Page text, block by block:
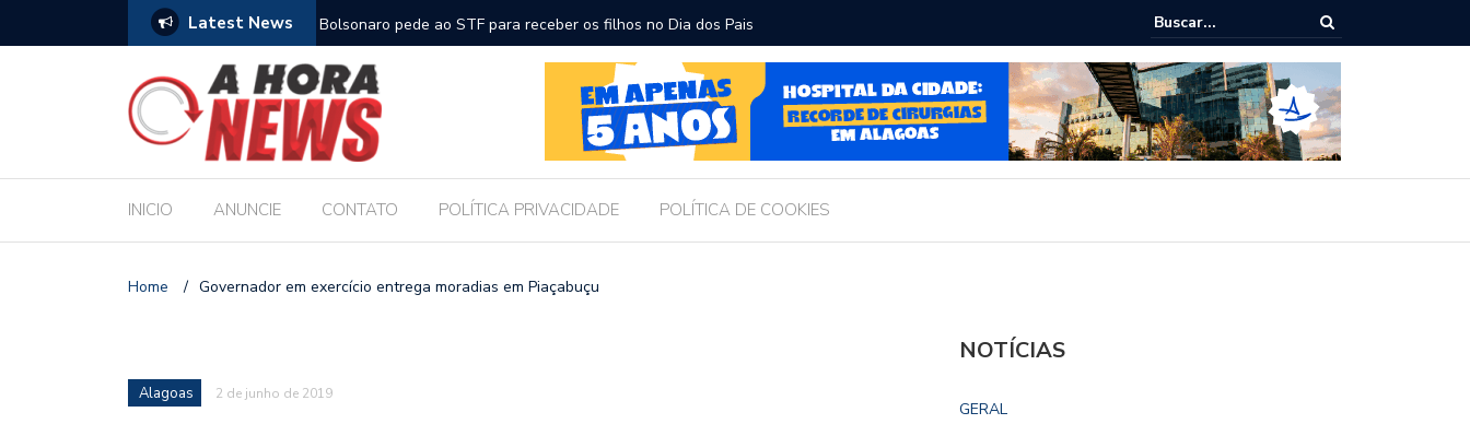
Latest News
com a Educação durante posse Bolsonaro pede ao STF para receber os filhos no Dia dos Pais
Câmara dialoga com UFAL e Faculdade de Coimbra sobre parcerias para
Legislativo
INICIO ANUNCIE CONTATO POLÍTICA PRIVACIDADE POLÍTICA DE COOKIES
Home / Governador em exercício entrega moradias em Piaçabuçu
Alagoas 2 de junho de 2019
NOTÍCIAS
GERAL